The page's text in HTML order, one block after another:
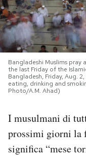
PODCAST
NEWSLETTER
I MIEI PREFERITI
SHOP
Bangladeshi Muslims
the last Friday of the
Bangladesh, Friday, Aug.
eating, drinking and
Photo/A.M. Ahad)
I musulmani di
prossimi giorni la
significa “mese